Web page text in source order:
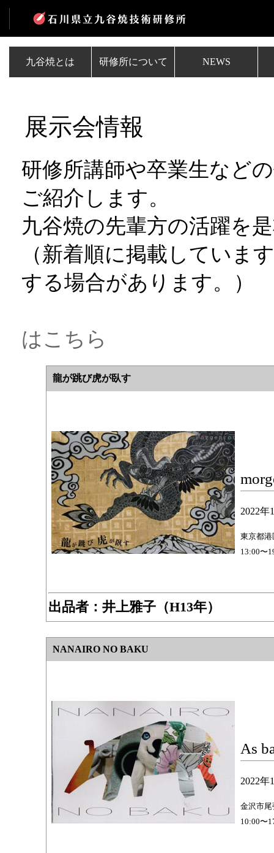
九谷焼とは 研修所について NEWS
展示会情報
研修所講師や卒業生など
ご紹介します。
九谷焼の先輩方の活躍を
（新着順に掲載していま
する場合があります。）
はこちら
龍が跳び虎が臥す
2022年
東京都港
13:00〜
出品者： 井上雅子（H13年）
NANAIRO NO BAKU
As
2022年
金沢市尾
10:00〜